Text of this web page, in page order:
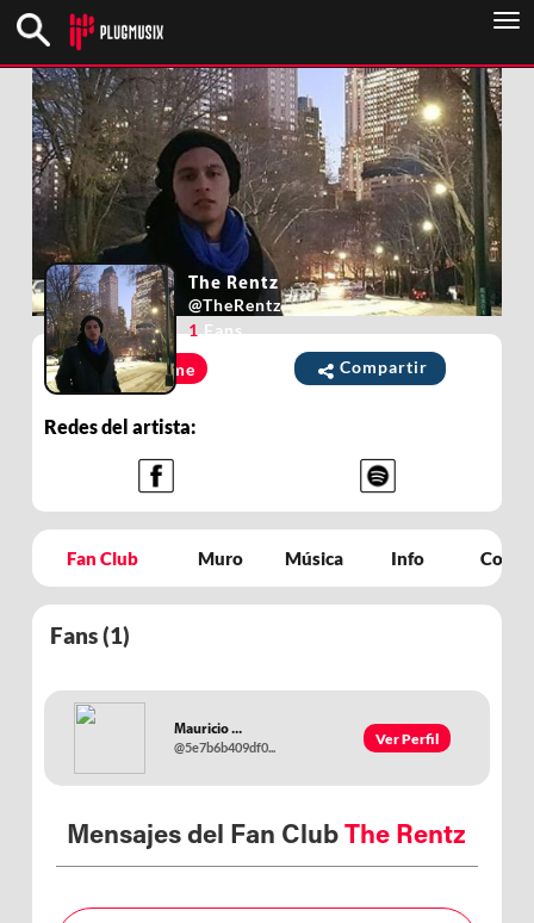
Unirme Compartir
Redes del artista:
The Rentz
@TheRentz
1 Fans
Fan Club Muro Música Info
Fans (1)
Mauricio ...
@5e7b6b409df0... Ver Perfil
Mensajes del Fan Club The Rentz